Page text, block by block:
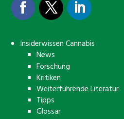
Insiderwissen Cannabis
News
Forschung
Kritiken
Weiterführende Literatur
Tipps
Glossar